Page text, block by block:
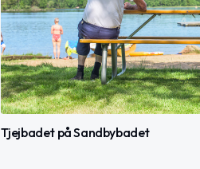
Tjejbadet på Sandbybadet